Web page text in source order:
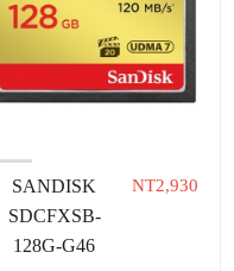
SANDISK
SDCFXSB-
128G-G46
NT2,930